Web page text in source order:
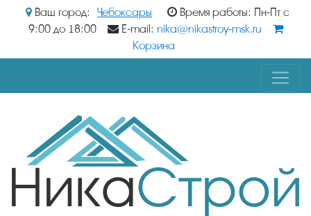
Ваш город: Чебоксары
Время работы: Пн-Пт с
9:00 до 18:00
E-mail: nika@nikastroy-msk.ru
Корзина